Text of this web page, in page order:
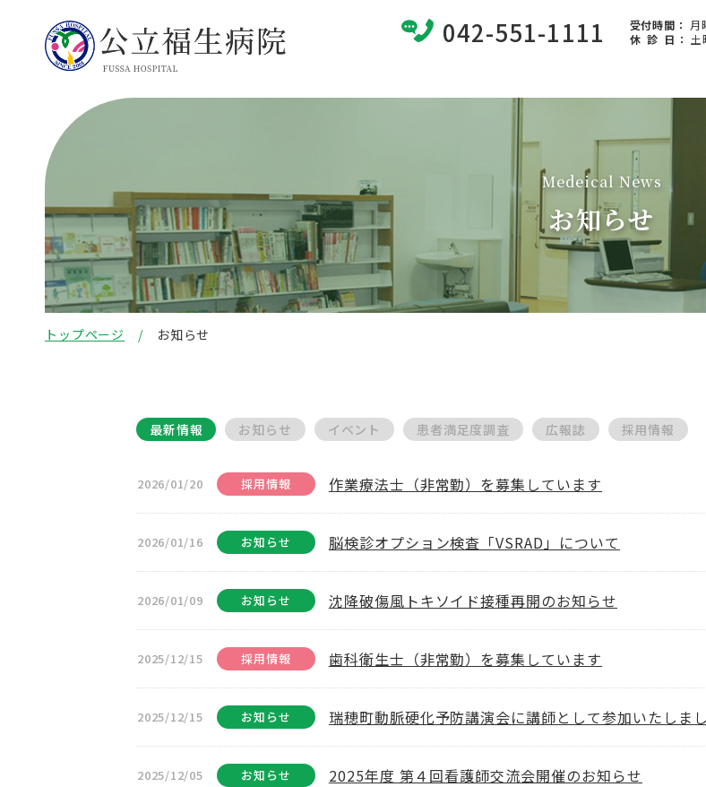
042-551-1111 受付時間： 月
休 診 日 ： 土
Medeical News
お知らせ
トップページ お知らせ
最新情報 お知らせ イベント 患者満足度調査 広報誌 採用情報
2026/01/20 採用情報 作業療法士（非常勤）を募集しています
2026/01/16 お知らせ 脳検診オプション検査「VSRAD」について
2026/01/09 お知らせ 沈降破傷風トキソイド接種再開のお知らせ
2025/12/15 採用情報 歯科衛生士（非常勤）を募集しています
2025/12/15 お知らせ 瑞穂町動脈硬化予防講演会に講師として参加いたしま
2025/12/05 お知らせ 2025年度 第４回看護師交流会開催のお知らせ